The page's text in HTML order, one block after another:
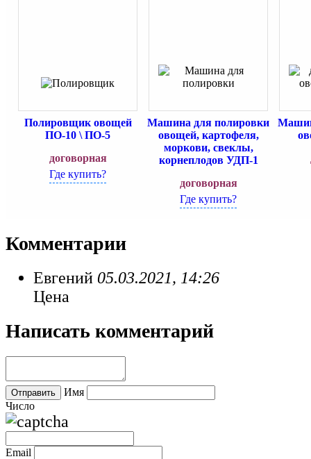
Полировщик овощей
ПО-10 \ ПО-5
договорная
Где купить?
Машина для полировки
овощей, картофеля,
моркови, свеклы,
корнеплодов УДП-1
договорная
Где купить?
Комментарии
Евгений 05.03.2021, 14:26
Цена
Написать комментарий
Имя
Число
Email